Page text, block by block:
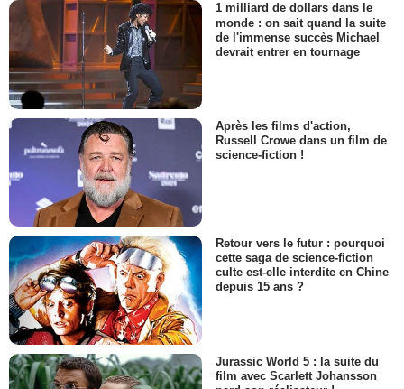
1 milliard de dollars dans le
monde : on sait quand la suite
de l'immense succès Michael
devrait entrer en tournage
Après les films d'action,
Russell Crowe dans un film de
science-fiction !
Retour vers le futur : pourquoi
cette saga de science-fiction
culte est-elle interdite en Chine
depuis 15 ans ?
Jurassic World 5 : la suite du
film avec Scarlett Johansson